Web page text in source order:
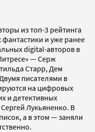
из топ-3 рейтинга
и уже ранее
digital-авторов в
— Серж
Старр, Дем
писателями в
на цифровых
и детективных
Лукьяненко. В
а в этом — заняли